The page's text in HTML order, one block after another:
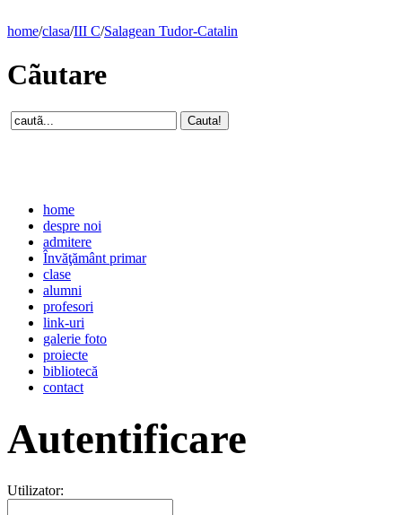
home/clasa/III C/Salagean Tudor-Catalin
Cãutare
home
despre noi
admitere
Învăţământ primar
clase
alumni
profesori
link-uri
galerie foto
proiecte
bibliotecă
contact
Autentificare
Utilizator: